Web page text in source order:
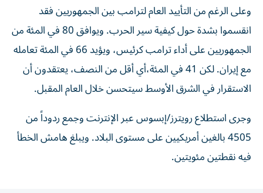
وعلى الرغم من التأييد العام لترامب بين الجمهوريين فقد
انقسموا بشدة حول كيفية سير الحرب. ويوافق 80 في المئة من
الجمهوريين على أداء ترامب كرئيس، ويؤيد 66 في المئة تعامله
مع إيران. لكن 41 في المئة،​أي أقل من النصف، يعتقدون أن
الاستقرار في الشرق الأوسط سيتحسن خلال العام المقبل.
وجرى استطلاع رويترز/إبسوس عبر الإنترنت وجمع ردوداً من
4505 بالغين أمريكيين على مستوى البلاد. ويبلغ هامش الخطأ
فيه نقطتين مئويتين.